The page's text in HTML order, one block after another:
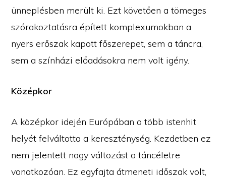
ünneplésben merült ki. Ezt követően a tömeges
szórakoztatásra épített komplexumokban a
nyers erőszak kapott főszerepet, sem a táncra,
sem a színházi előadásokra nem volt igény.
Középkor
A középkor idején Európában a több istenhit
helyét felváltotta a kereszténység. Kezdetben ez
nem jelentett nagy változást a táncéletre
vonatkozóan. Ez egyfajta átmeneti időszak volt,